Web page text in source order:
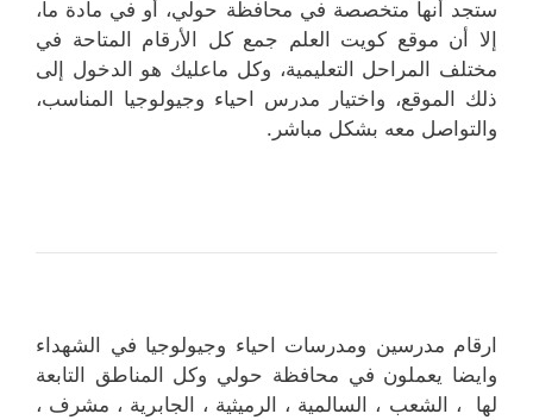
ستجد أنها متخصصة في محافظة حولي، أو في مادة ما،
إلا أن موقع كويت العلم جمع كل الأرقام المتاحة في
مختلف المراحل التعليمية، وكل ماعليك هو الدخول إلى
ذلك الموقع، واختيار مدرس احياء وجيولوجيا المناسب،
والتواصل معه بشكل مباشر.
ارقام مدرسين ومدرسات احياء وجيولوجيا في الشهداء
وايضا يعملون في محافظة حولي وكل المناطق التابعة
لها ، الشعب ، السالمية ، الرميثية ، الجابرية ، مشرف ،